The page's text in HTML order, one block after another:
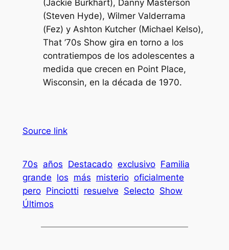
(Jackie Burkhart), Danny Masterson
(Steven Hyde), Wilmer Valderrama
(Fez) y Ashton Kutcher (Michael Kelso),
That ’70s Show gira en torno a los
contratiempos de los adolescentes a
medida que crecen en Point Place,
Wisconsin, en la década de 1970.
Source link
70s años Destacado exclusivo Familia
grande los más misterio oficialmente
pero Pinciotti resuelve Selecto Show
Últimos